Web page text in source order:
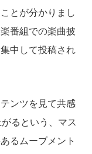
とが分かりまし
番組での楽曲披
中して投稿され
ンツを見て共感
るという、マス
るムーブメント